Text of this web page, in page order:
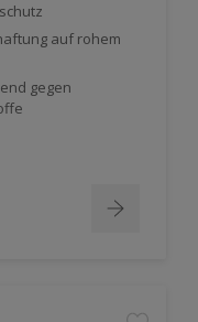
auf rohem
gegen